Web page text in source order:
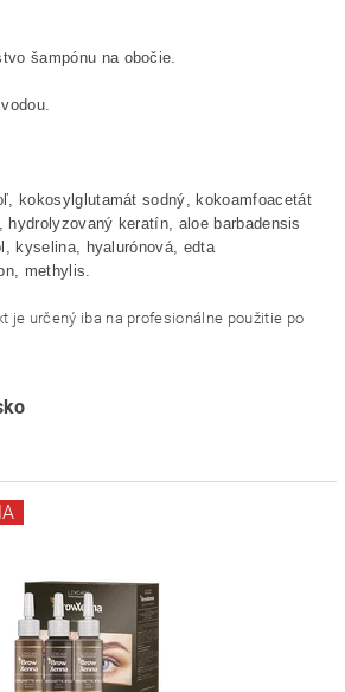
šampónu na obočie.
kokosylglutamát sodný, kokoamfoacetát
hydrolyzovaný keratín, aloe barbadensis
kyselina, hyalurónová, edta
methylis.
je určený iba na profesionálne použitie po